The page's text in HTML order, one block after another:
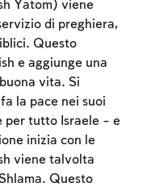
Yatom) viene
di preghiera,
Questo
e aggiunge una
vita. Si
la pace nei suoi
per tutto Israele – e
inizia con le
viene talvolta
Questo
you'll need
in.